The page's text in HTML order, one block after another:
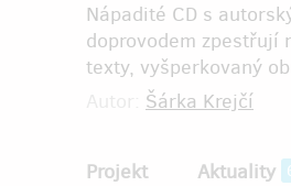
Nápadité CD s
doprovodem zpestřují
texty, vyšperkovaný
Šárka Krejčí
Projekt Aktuality